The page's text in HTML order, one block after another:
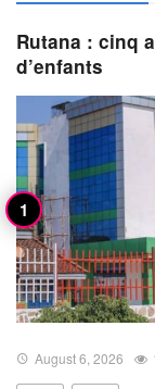
Rutana : cinq
d’enfants
August 6, 2026